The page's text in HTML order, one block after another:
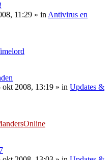
11:29 » in Antivirus en
okt 2008, 13:19 » in Updates &